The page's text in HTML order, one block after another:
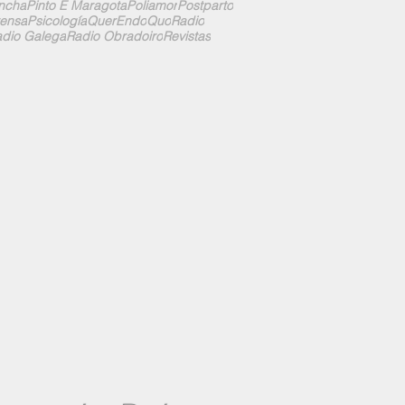
Pinto E MaragotaPoliamorPostparto
PsicologíaQuerEndoQuoRadio
GalegaRadio ObradoiroRevistas